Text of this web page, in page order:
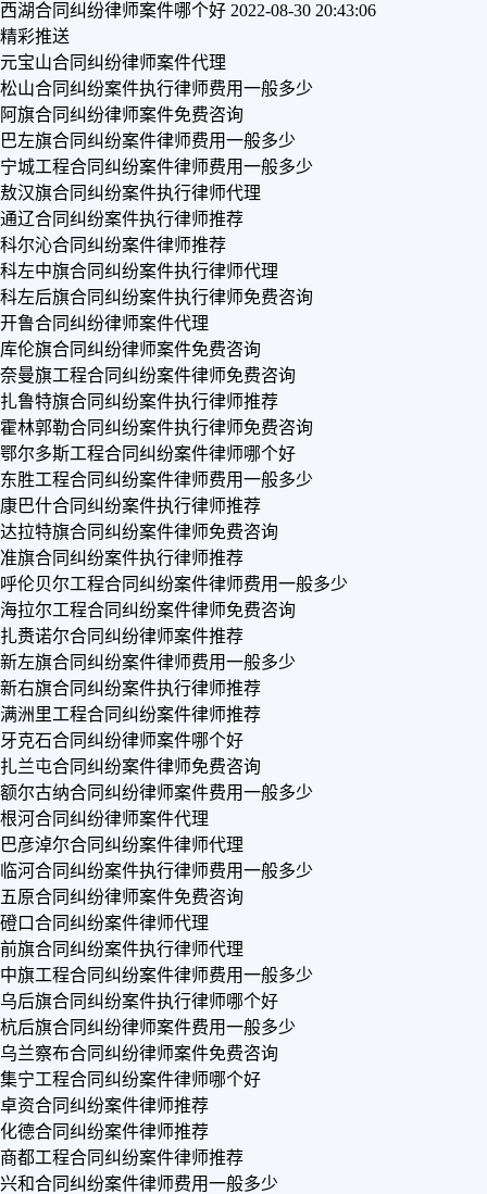
西湖合同纠纷律师案件哪个好 2022-08-30 20:43:06
精彩推送
元宝山合同纠纷律师案件代理
松山合同纠纷案件执行律师费用一般多少
阿旗合同纠纷律师案件免费咨询
巴左旗合同纠纷案件律师费用一般多少
宁城工程合同纠纷案件律师费用一般多少
敖汉旗合同纠纷案件执行律师代理
通辽合同纠纷案件执行律师推荐
科尔沁合同纠纷案件律师推荐
科左中旗合同纠纷案件执行律师代理
科左后旗合同纠纷案件执行律师免费咨询
开鲁合同纠纷律师案件代理
库伦旗合同纠纷律师案件免费咨询
奈曼旗工程合同纠纷案件律师免费咨询
扎鲁特旗合同纠纷案件执行律师推荐
霍林郭勒合同纠纷案件执行律师免费咨询
鄂尔多斯工程合同纠纷案件律师哪个好
东胜工程合同纠纷案件律师费用一般多少
康巴什合同纠纷案件执行律师推荐
达拉特旗合同纠纷案件律师免费咨询
准旗合同纠纷案件执行律师推荐
呼伦贝尔工程合同纠纷案件律师费用一般多少
海拉尔工程合同纠纷案件律师免费咨询
扎赉诺尔合同纠纷律师案件推荐
新左旗合同纠纷案件律师费用一般多少
新右旗合同纠纷案件执行律师推荐
满洲里工程合同纠纷案件律师推荐
牙克石合同纠纷律师案件哪个好
扎兰屯合同纠纷案件律师免费咨询
额尔古纳合同纠纷律师案件费用一般多少
根河合同纠纷律师案件代理
巴彦淖尔合同纠纷案件律师代理
临河合同纠纷案件执行律师费用一般多少
五原合同纠纷律师案件免费咨询
磴口合同纠纷案件律师代理
前旗合同纠纷案件执行律师代理
中旗工程合同纠纷案件律师费用一般多少
乌后旗合同纠纷案件执行律师哪个好
杭后旗合同纠纷律师案件费用一般多少
乌兰察布合同纠纷律师案件免费咨询
集宁工程合同纠纷案件律师哪个好
卓资合同纠纷案件律师推荐
化德合同纠纷案件律师推荐
商都工程合同纠纷案件律师推荐
兴和合同纠纷案件律师费用一般多少